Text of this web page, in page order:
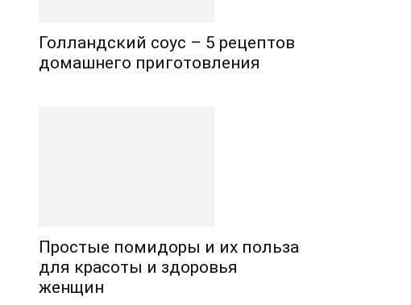
Голландский соус – 5 рецептов
домашнего приготовления
Простые помидоры и их польза
для красоты и здоровья
женщин